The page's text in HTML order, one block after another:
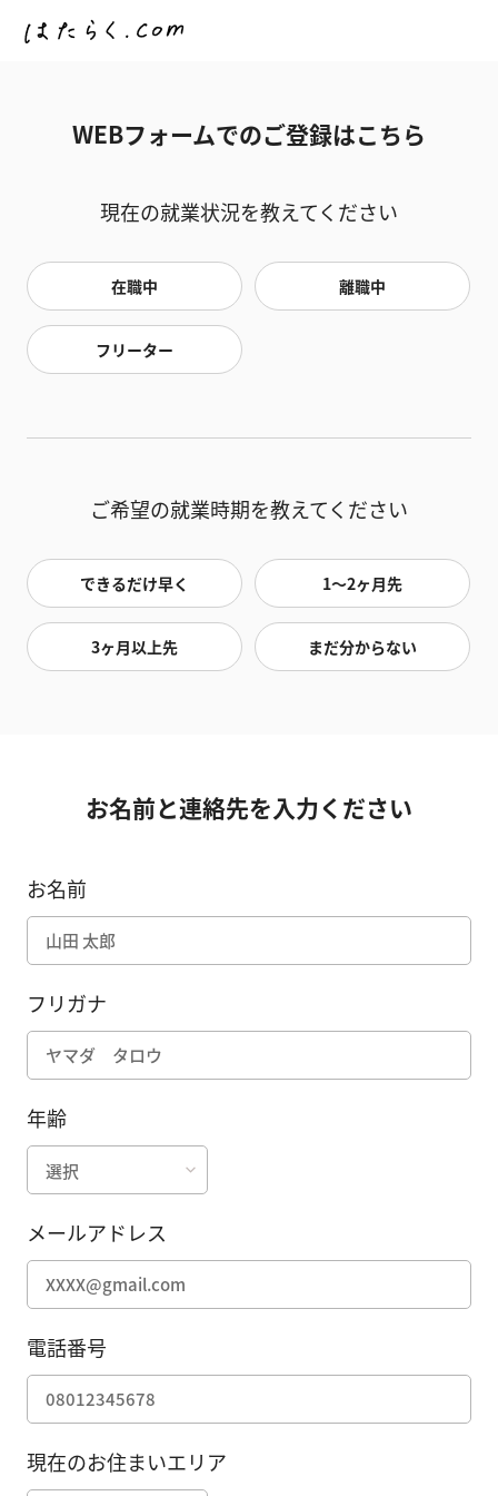
WEBフォームでのご登録はこちら
現在の就業状況を教えてください
在職中 離職中
フリーター
ご希望の就業時期を教えてください
できるだけ早く 1〜2ヶ月先
3ヶ月以上先 まだ分からない
お名前と連絡先を入力ください
お名前
フリガナ
年齢
メールアドレス
電話番号
現在のお住まいエリア